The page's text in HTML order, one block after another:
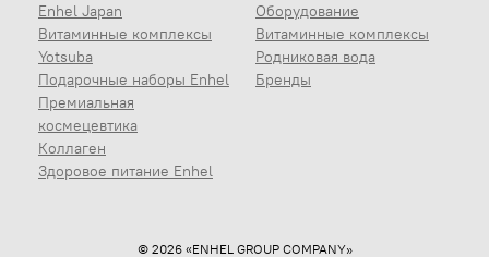
Enhel Japan
Витаминные комплексы
Yotsuba
Подарочные наборы Enhel
Премиальная
космецевтика
Коллаген
Здоровое питание Enhel
Оборудование
Витаминные комплексы
Родниковая вода
Бренды
© 2026 «ENHEL GROUP COMPANY»